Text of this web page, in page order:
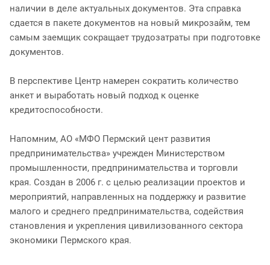
наличии в деле актуальных документов. Эта справка
сдается в пакете документов на новый микрозайм, тем
самым заемщик сокращает трудозатраты при подготовке
документов.
В перспективе Центр намерен сократить количество
анкет и выработать новый подход к оценке
кредитоспособности.
Напомним, АО «МФО Пермский цент развития
предпринимательства» учрежден Министерством
промышленности, предпринимательства и торговли
края. Создан в 2006 г. с целью реализации проектов и
мероприятий, направленных на поддержку и развитие
малого и среднего предпринимательства, содействия
становления и укрепления цивилизованного сектора
экономики Пермского края.